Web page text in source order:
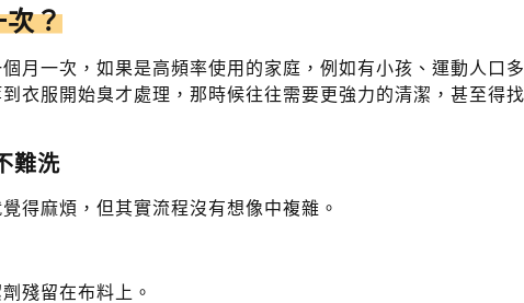
次？
月一次，如果是高頻率使用的家庭，例如有小孩、運動人口
衣服開始臭才處理，那時候往往需要更強力的清潔，甚至得
難洗
得麻煩，但其實流程沒有想像中複雜。
殘留在布料上。